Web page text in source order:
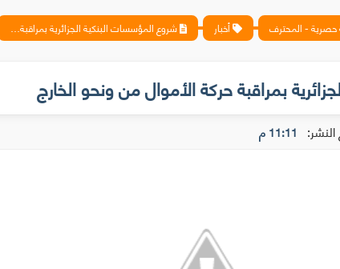
حصرية - المحترف أخبار شروع المؤسسات البنكية الجزائرية بمراقبة حركة الأموال من ونحو الخارج
بمراقبة حركة الأموال من ونحو الخارج
النشر: 11:11 م